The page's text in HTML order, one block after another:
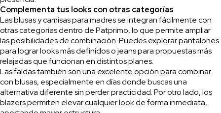
Complementa tus looks con otras categorías
Las blusas y camisas para madres se integran fácilmente con
otras categorías dentro de Patprimo, lo que permite ampliar
las posibilidades de combinación. Puedes explorar pantalones
para lograr looks más definidos o jeans para propuestas más
relajadas que funcionan en distintos planes.
Las faldas también son una excelente opción para combinar
con blusas, especialmente en días donde buscas una
alternativa diferente sin perder practicidad. Por otro lado, los
blazers permiten elevar cualquier look de forma inmediata,